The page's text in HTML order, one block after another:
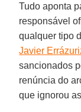
Tudo aponta
responsável
qualquer tipo
Javier
sancionados
renúncia do
que ignorou